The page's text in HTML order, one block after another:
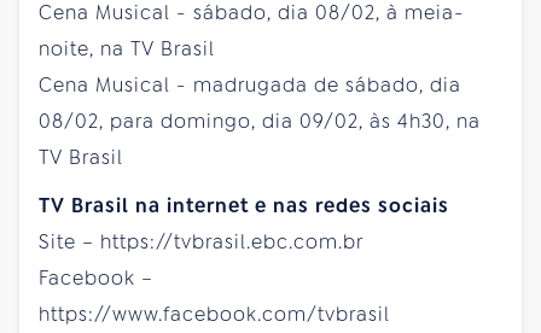
Cena Musical - sábado, dia 08/02, à meia-
noite, na TV Brasil
Cena Musical - madrugada de sábado, dia
08/02, para domingo, dia 09/02, às 4h30, na
TV Brasil
TV Brasil na internet e nas redes sociais
Site – https://tvbrasil.ebc.com.br
Facebook –
https://www.facebook.com/tvbrasil